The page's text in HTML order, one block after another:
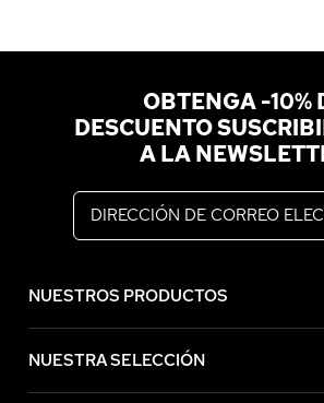
OBTENGA -10%
DESCUENTO
A LA
NUESTROS PRODUCTOS
NUESTRA SELECCIÓN